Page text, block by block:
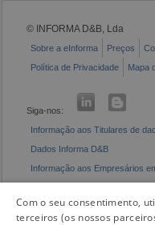
© INFORMA D&B, Lda
Sobre a eInforma Preços
Política de Privacidade
Mapa
Siga-nos:
Informação aos Titulares de
Dados Informa D&B
Informação aos Empresários
Com o seu consentimento,
terceiros (os nossos